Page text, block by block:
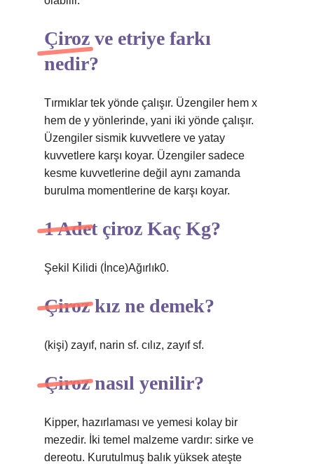
Çiroz ve etriye farkı
nedir?
Tırmıklar tek yönde çalışır. Üzengiler hem x
hem de y yönlerinde, yani iki yönde çalışır.
Üzengiler sismik kuvvetlere ve yatay
kuvvetlere karşı koyar. Üzengiler sadece
kesme kuvvetlerine değil aynı zamanda
burulma momentlerine de karşı koyar.
1 Adet çiroz Kaç Kg?
Şekil Kilidi (İnce)Ağırlık0.
Çiroz kız ne demek?
(kişi) zayıf, narin sf. cılız, zayıf sf.
Çiroz nasıl yenilir?
Kipper, hazırlaması ve yemesi kolay bir
mezedir. İki temel malzeme vardır: sirke ve
dereotu. Kurutulmuş balık yüksek ateşte